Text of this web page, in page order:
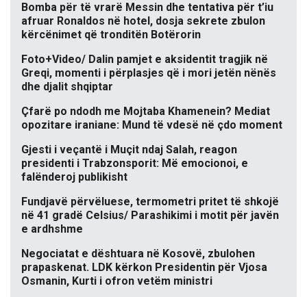
Bomba për të vrarë Messin dhe tentativa për t’iu
afruar Ronaldos në hotel, dosja sekrete zbulon
kërcënimet që tronditën Botërorin
Foto+Video/ Dalin pamjet e aksidentit tragjik në
Greqi, momenti i përplasjes që i mori jetën nënës
dhe djalit shqiptar
Çfarë po ndodh me Mojtaba Khamenein? Mediat
opozitare iraniane: Mund të vdesë në çdo moment
Gjesti i veçantë i Muçit ndaj Salah, reagon
presidenti i Trabzonsporit: Më emocionoi, e
falënderoj publikisht
Fundjavë përvëluese, termometri pritet të shkojë
në 41 gradë Celsius/ Parashikimi i motit për javën
e ardhshme
Negociatat e dështuara në Kosovë, zbulohen
prapaskenat. LDK kërkon Presidentin për Vjosa
Osmanin, Kurti i ofron vetëm ministri